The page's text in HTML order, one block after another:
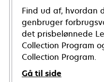
Find ud af, hvordan
genbruger
det prisbelønnede
Collection Program
Collection Program.
Gå til side